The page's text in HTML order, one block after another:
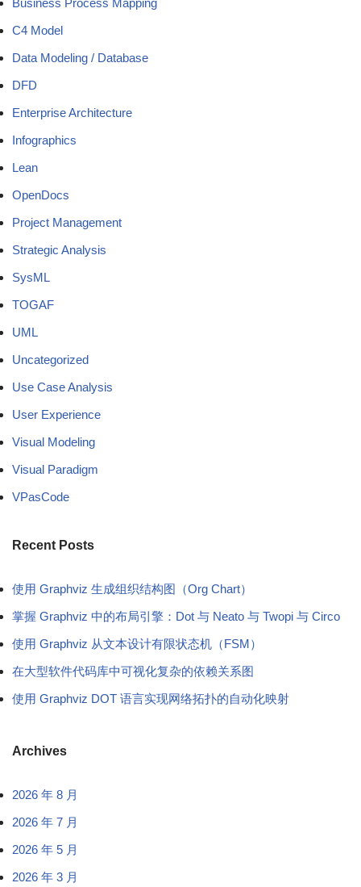
C4 Model
Data Modeling / Database
DFD
Enterprise Architecture
Infographics
Lean
OpenDocs
Project Management
Strategic Analysis
SysML
TOGAF
UML
Uncategorized
Use Case Analysis
User Experience
Visual Modeling
Visual Paradigm
VPasCode
Recent Posts
使用 Graphviz 生成组织结构图（Org Chart）
掌握 Graphviz 中的布局引擎：Dot 与 Neato 与 Twopi 与 Circo
使用 Graphviz 从文本设计有限状态机（FSM）
在大型软件代码库中可视化复杂的依赖关系图
使用 Graphviz DOT 语言实现网络拓扑的自动化映射
Archives
2026 年 8 月
2026 年 7 月
2026 年 5 月
2026 年 3 月